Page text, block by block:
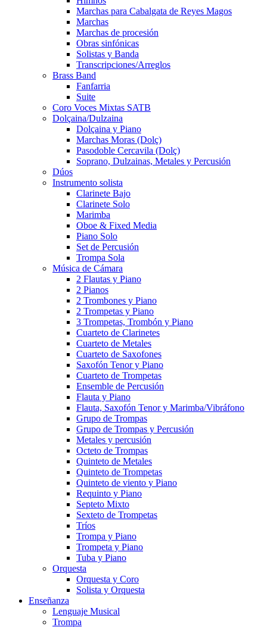
Marchas para Cabalgata de Reyes Magos
Marchas
Marchas de procesión
Obras sinfónicas
Solistas y Banda
Transcripciones/Arreglos
Brass Band
Fanfarria
Suite
Coro Voces Mixtas SATB
Dolçaina/Dulzaina
Dolçaina y Piano
Marchas Moras (Dolç)
Pasodoble Cercavila (Dolç)
Soprano, Dulzainas, Metales y Percusión
Dúos
Instrumento solista
Clarinete Bajo
Clarinete Solo
Marimba
Oboe & Fixed Media
Piano Solo
Set de Percusión
Trompa Sola
Música de Cámara
2 Flautas y Piano
2 Pianos
2 Trombones y Piano
2 Trompetas y Piano
3 Trompetas, Trombón y Piano
Cuarteto de Clarinetes
Cuarteto de Metales
Cuarteto de Saxofones
Saxofón Tenor y Piano
Cuarteto de Trompetas
Ensemble de Percusión
Flauta y Piano
Flauta, Saxofón Tenor y Marimba/Vibráfono
Grupo de Trompas
Grupo de Trompas y Percusión
Metales y percusión
Octeto de Trompas
Quinteto de Metales
Quinteto de Trompetas
Quinteto de viento y Piano
Requinto y Piano
Septeto Mixto
Sexteto de Trompetas
Tríos
Trompa y Piano
Trompeta y Piano
Tuba y Piano
Orquesta
Orquesta y Coro
Solista y Orquesta
Enseñanza
Lenguaje Musical
Trompa